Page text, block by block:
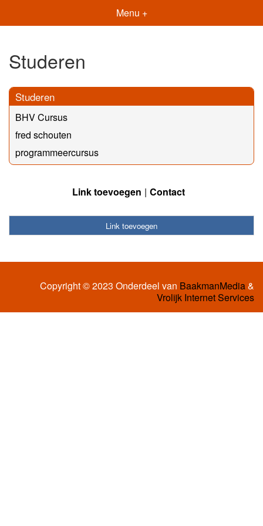
Menu +
Studeren
Studeren
BHV Cursus
fred schouten
programmeercursus
Link toevoegen Contact
Link toevoegen
Copyright © 2023 Onderdeel van BaakmanMedia&
Vrolijk Internet Services